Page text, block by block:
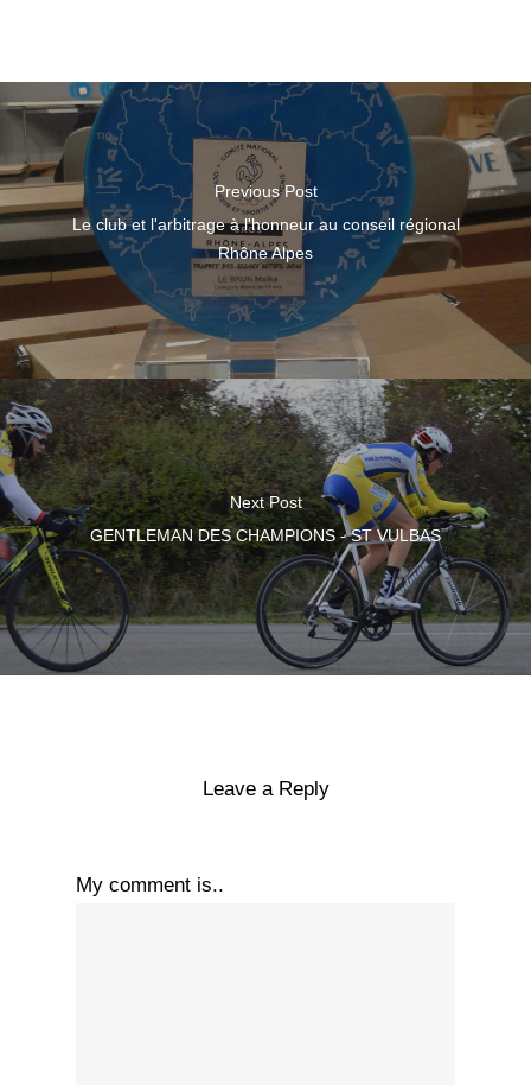
Previous Post
Le club et l'arbitrage à l'honneur au conseil régional
Rhône Alpes
Next Post
GENTLEMAN DES CHAMPIONS - ST VULBAS
Leave a Reply
My comment is..